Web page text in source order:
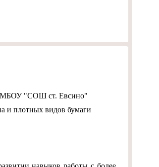
МБОУ "СОШ ст. Евсино"
и плотных видов бумаги